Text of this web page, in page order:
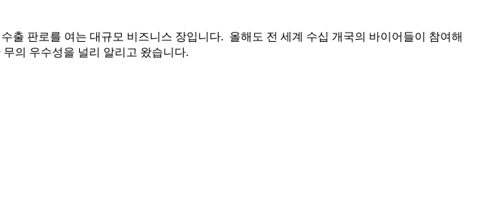
출 판로를 여는 대규모 비즈니스 장입니다. 올해도 전 세계 수십 개국의 바이어들이 참여해
의 우수성을 널리 알리고 왔습니다.